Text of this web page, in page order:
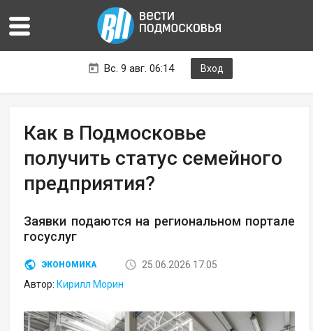
Вс. 9 авг. 06:14 Вход
Как в Подмосковье
получить статус семейного
предприятия?
Заявки подаются на региональном портале
госуслуг
ЭКОНОМИКА
25.06.2026 17:05
Автор: Кирилл Морин